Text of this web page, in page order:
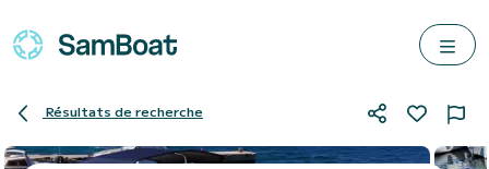
Résultats de recherche